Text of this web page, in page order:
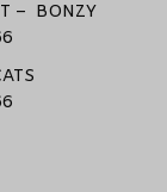
– BONZY